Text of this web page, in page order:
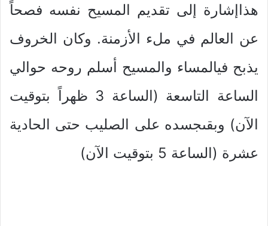
هذاإشارة إلى تقديم المسيح نفسه فصحاً
عن العالم في ملء الأزمنة. وكان الخروف
يذبح فيالمساء والمسيح أسلم روحه حوالي
الساعة التاسعة (الساعة 3 ظهراً بتوقيت
الآن) وبقىجسده على الصليب حتى الحادية
عشرة (الساعة 5 بتوقيت الآن)